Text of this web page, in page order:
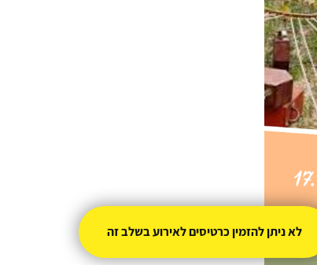
לא ניתן להזמין כרטיסים לאירוע בשלב זה